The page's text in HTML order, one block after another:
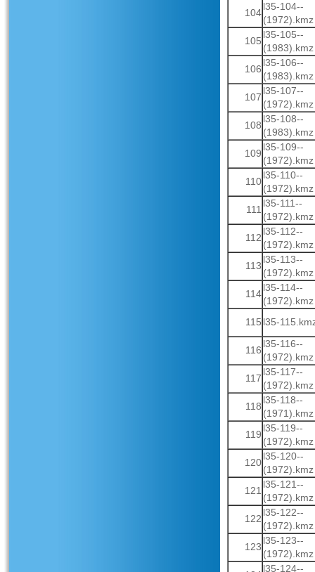
104
l35-104--
(1972).kmz
105
l35-105--
(1983).kmz
106
l35-106--
(1983).kmz
107
l35-107--
(1972).kmz
108
l35-108--
(1983).kmz
109
l35-109--
(1972).kmz
110
l35-110--
(1972).kmz
111
l35-111--
(1972).kmz
112
l35-112--
(1972).kmz
113
l35-113--
(1972).kmz
114
l35-114--
(1972).kmz
115 l35-
116
l35-116--
(1972).kmz
117
l35-117--
(1972).kmz
118
l35-118--
(1971).kmz
119
l35-119--
(1972).kmz
120
l35-120--
(1972).kmz
121
l35-121--
(1972).kmz
122
l35-122--
(1972).kmz
123
l35-123--
(1972).kmz
l35-124--